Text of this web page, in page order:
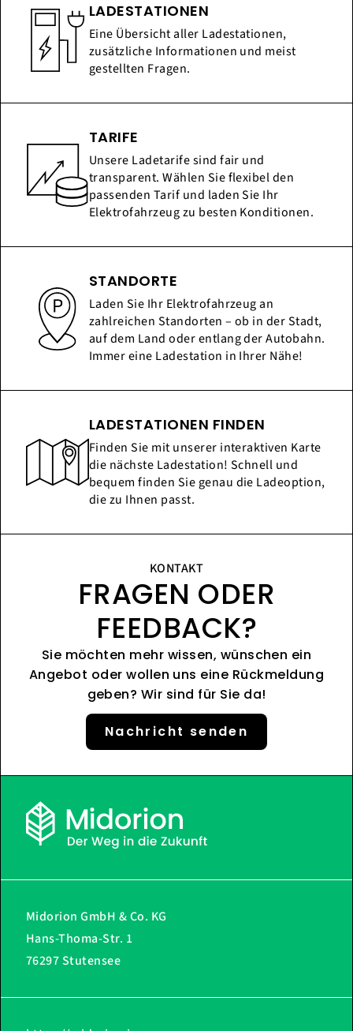
LADESTATIONEN
Eine Übersicht aller Ladestationen,
zusätzliche Informationen und meist
gestellten Fragen.
TARIFE
Unsere Ladetarife sind fair und
transparent. Wählen Sie flexibel den
passenden Tarif und laden Sie Ihr
Elektrofahrzeug zu besten Konditionen.
STANDORTE
Laden Sie Ihr Elektrofahrzeug an
zahlreichen Standorten – ob in der Stadt,
auf dem Land oder entlang der Autobahn.
Immer eine Ladestation in Ihrer Nähe!
LADESTATIONEN FINDEN
Finden Sie mit unserer interaktiven Karte
die nächste Ladestation! Schnell und
bequem finden Sie genau die Ladeoption,
die zu Ihnen passt.
KONTAKT
FRAGEN ODER
FEEDBACK?
Sie möchten mehr wissen, wünschen ein
Angebot oder wollen uns eine Rückmeldung
geben? Wir sind für Sie da!
Nachricht senden
Midorion GmbH & Co. KG
Hans-Thoma-Str. 1
76297 Stutensee